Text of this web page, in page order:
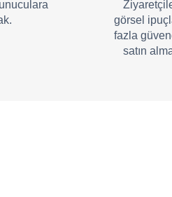
görsel
fazla
satın